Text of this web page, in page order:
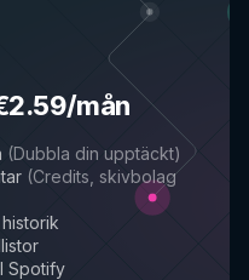
mån
(Dubbla din upptäckt)
(Credits, skivbolag
Spotify